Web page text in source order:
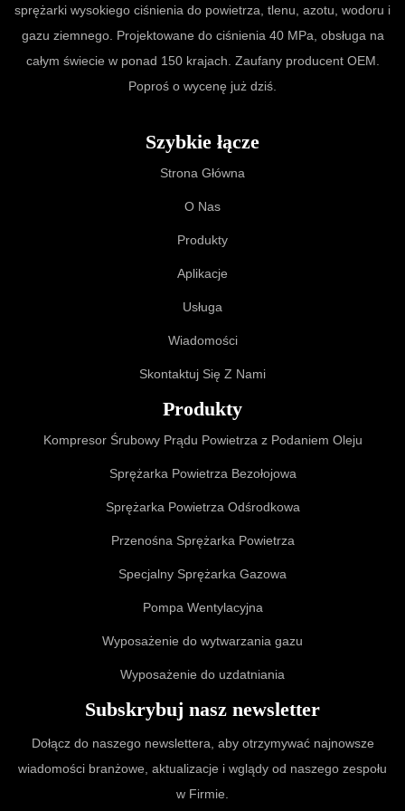
sprężarki wysokiego ciśnienia do powietrza, tlenu, azotu, wodoru i
gazu ziemnego. Projektowane do ciśnienia 40 MPa, obsługa na
całym świecie w ponad 150 krajach. Zaufany producent OEM.
Poproś o wycenę już dziś.
Szybkie łącze
Strona Główna
O Nas
Produkty
Aplikacje
Usługa
Wiadomości
Skontaktuj Się Z Nami
Produkty
Kompresor Śrubowy Prądu Powietrza z Podaniem Oleju
Sprężarka Powietrza Bezołojowa
Sprężarka Powietrza Odśrodkowa
Przenośna Sprężarka Powietrza
Specjalny Sprężarka Gazowa
Pompa Wentylacyjna
Wyposażenie do wytwarzania gazu
Wyposażenie do uzdatniania
Subskrybuj nasz newsletter
Dołącz do naszego newslettera, aby otrzymywać najnowsze
wiadomości branżowe, aktualizacje i wglądy od naszego zespołu
w Firmie.